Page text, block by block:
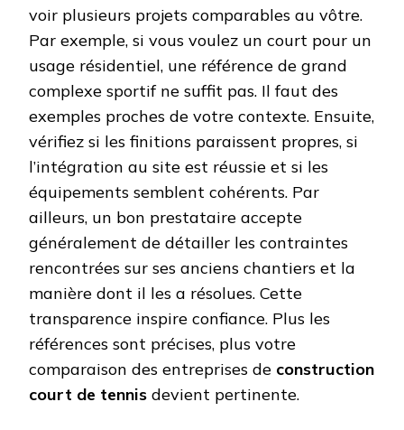
voir plusieurs projets comparables au vôtre.
Par exemple, si vous voulez un court pour un
usage résidentiel, une référence de grand
complexe sportif ne suffit pas. Il faut des
exemples proches de votre contexte. Ensuite,
vérifiez si les finitions paraissent propres, si
l’intégration au site est réussie et si les
équipements semblent cohérents. Par
ailleurs, un bon prestataire accepte
généralement de détailler les contraintes
rencontrées sur ses anciens chantiers et la
manière dont il les a résolues. Cette
transparence inspire confiance. Plus les
références sont précises, plus votre
comparaison des entreprises de construction
court de tennis devient pertinente.